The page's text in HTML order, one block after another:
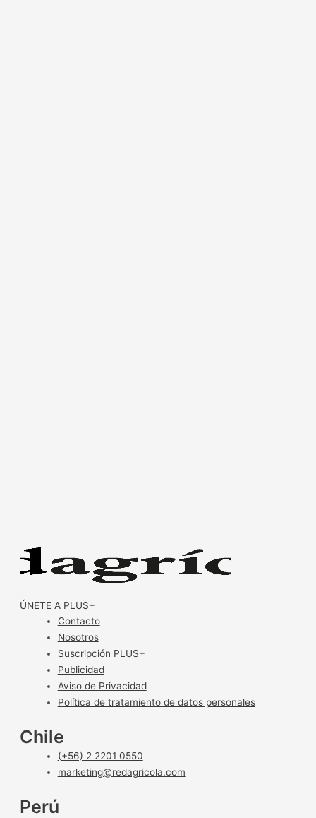
ÚNETE A PLUS+
Contacto
Nosotros
Suscripción PLUS+
Publicidad
Aviso de Privacidad
Política de tratamiento de datos personales
Chile
(+56) 2 2201 0550
marketing@redagricola.com
Perú